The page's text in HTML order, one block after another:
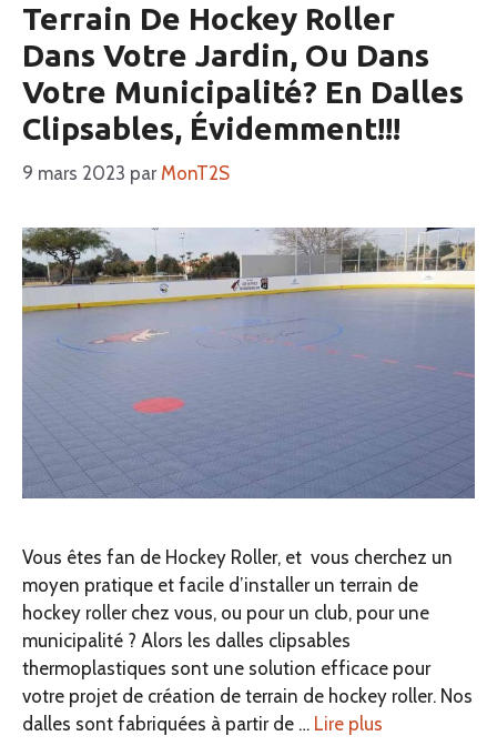
Terrain De Hockey Roller
Dans Votre Jardin, Ou Dans
Votre Municipalité? En Dalles
Clipsables, Évidemment!!!
9 mars 2023 par MonT2S
Vous êtes fan de Hockey Roller, et vous cherchez un
moyen pratique et facile d’installer un terrain de
hockey roller chez vous, ou pour un club, pour une
municipalité ? Alors les dalles clipsables
thermoplastiques sont une solution efficace pour
votre projet de création de terrain de hockey roller. Nos
dalles sont fabriquées à partir de … Lire plus